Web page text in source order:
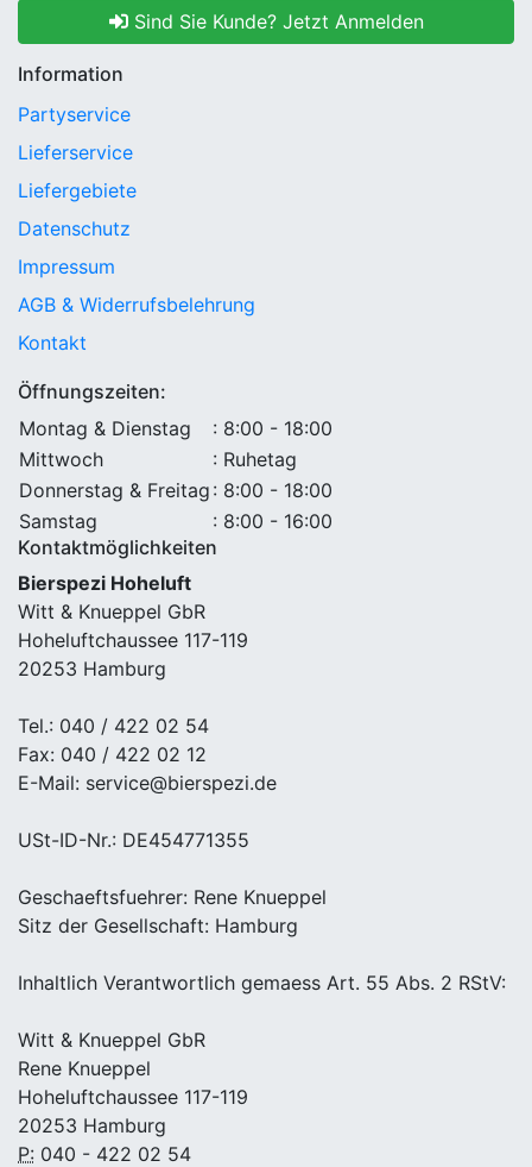
Sind Sie Kunde? Jetzt Anmelden
Information
Partyservice
Lieferservice
Liefergebiete
Datenschutz
Impressum
AGB & Widerrufsbelehrung
Kontakt
Öffnungszeiten:
Montag & Dienstag
: 8:00 - 18:00
Mittwoch
: Ruhetag
Donnerstag & Freitag : 8:00 - 18:00
Samstag
: 8:00 - 16:00
Kontaktmöglichkeiten
Bierspezi Hoheluft
Witt & Knueppel GbR
Hoheluftchaussee 117-119
20253 Hamburg
Tel.: 040 / 422 02 54
Fax: 040 / 422 02 12
E-Mail: service@bierspezi.de
USt-ID-Nr.: DE454771355
Geschaeftsfuehrer: Rene Knueppel
Sitz der Gesellschaft: Hamburg
Inhaltlich Verantwortlich gemaess Art. 55 Abs. 2 RStV:
Witt & Knueppel GbR
Rene Knueppel
Hoheluftchaussee 117-119
20253 Hamburg
P: 040 - 422 02 54